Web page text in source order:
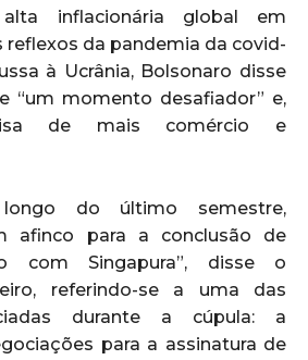
inflacionária global em
reflexos da pandemia da covid-
à Ucrânia, Bolsonaro disse
“um momento desafiador” e,
de mais comércio e
do último semestre,
afinco para a conclusão de
com Singapura”, disse o
referindo-se a uma das
durante a cúpula: a
para a assinatura de